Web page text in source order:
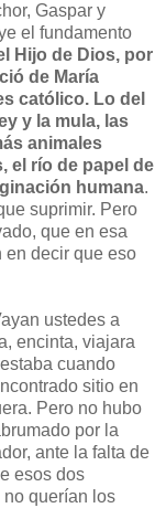
Gaspar y
el fundamento
Hijo de Dios, por
de María
católico. Lo del
y la mula, las
animales
el río de papel de
humana.
suprimir. Pero
que en esa
en decir que eso
ustedes a
encinta, viajara
cuando
sitio en
Pero no hubo
por la
ante la falta de
esos dos
no querían los